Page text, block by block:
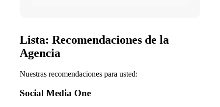
Lista: Recomendaciones de la
Agencia
Nuestras recomendaciones para usted:
Social Media One